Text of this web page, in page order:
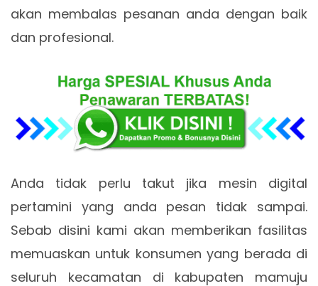
akan membalas pesanan anda dengan baik
dan profesional.
Anda tidak perlu takut jika mesin digital
pertamini yang anda pesan tidak sampai.
Sebab disini kami akan memberikan fasilitas
memuaskan untuk konsumen yang berada di
seluruh kecamatan di kabupaten mamuju